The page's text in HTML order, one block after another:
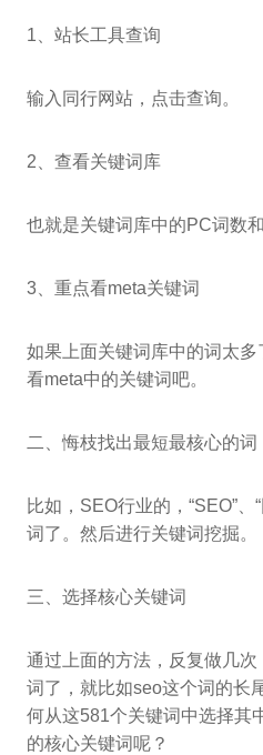
1、站长工具查询
输入同行网站，点击查询。
2、查看关键词库
也就是关键词库中的PC词数和
3、重点看meta关键词
如果上面关键词库中的词太
看meta中的关键词吧。
二、悔枝找出最短最核心的词
比如，SEO行业的，“SEO”、
词了。然后进行关键词挖掘。
三、选择核心关键词
通过上面的方法，反复做几
词了，就比如seo这个词的长
何从这581个关键词中选择
的核心关键词呢？